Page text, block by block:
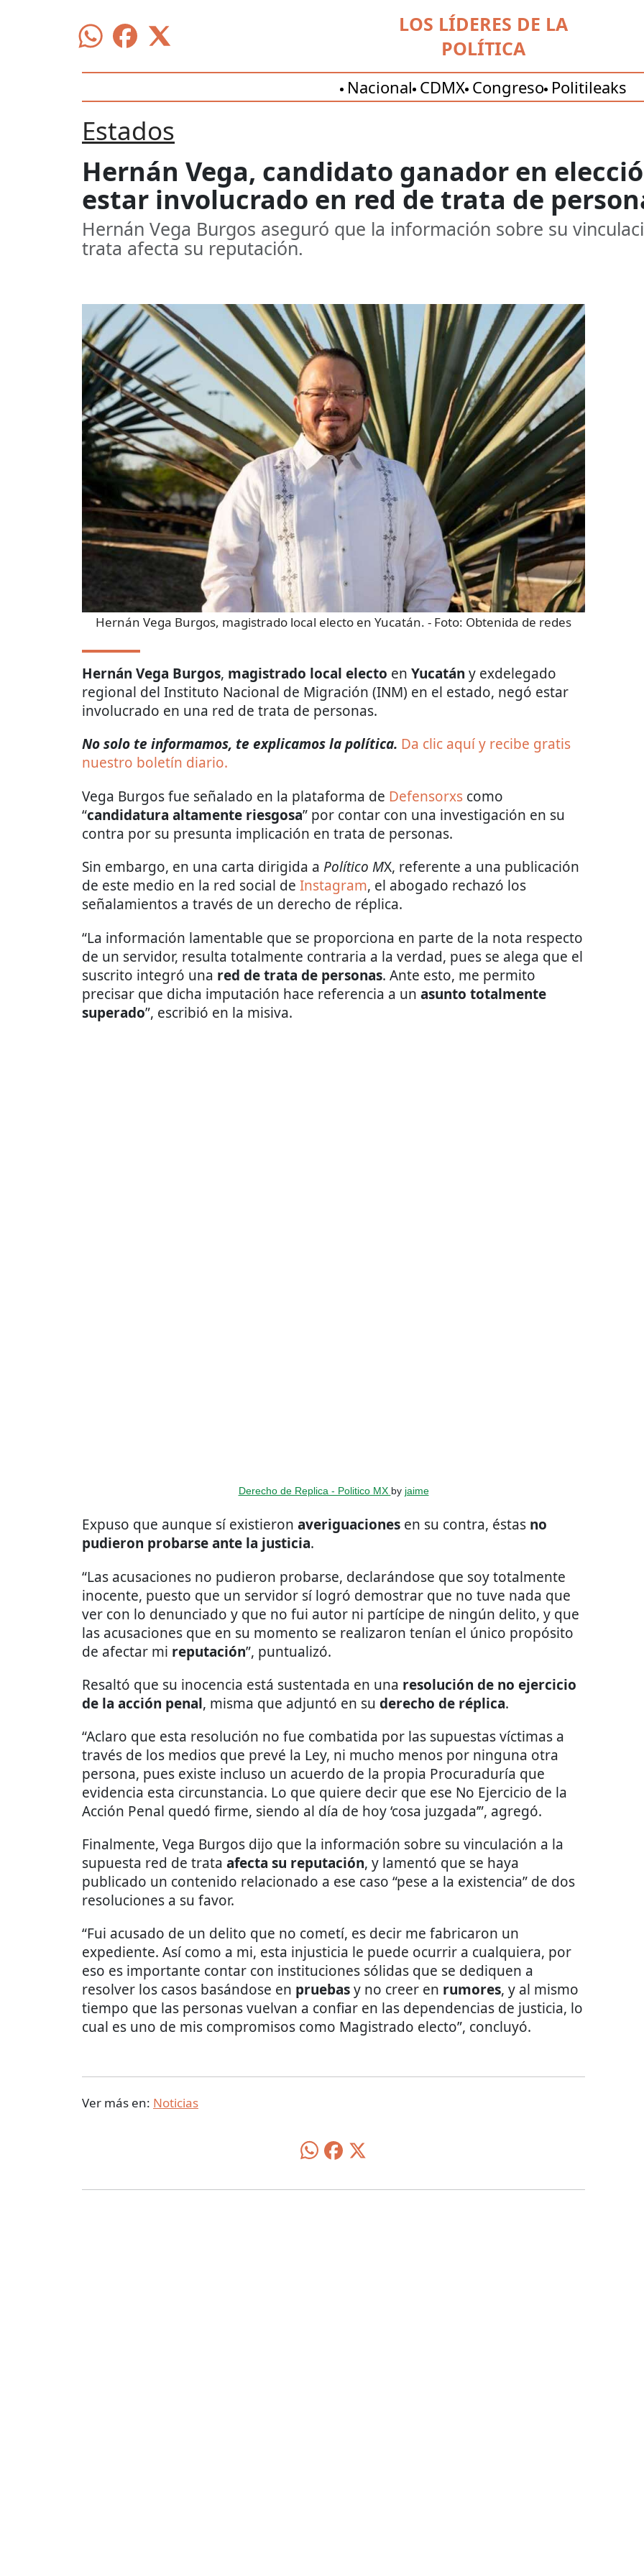
LOS LÍDERES DE LA
POLÍTICA
Nacional CDMX Congreso Politileaks
Estados
Hernán Vega, candidato ganador en
estar involucrado en red de trata de
Hernán Vega Burgos aseguró que la información sobre su
trata afecta su reputación.
Hernán Vega Burgos, magistrado local electo en Yucatán. - Foto: Obtenida de redes
Hernán Vega Burgos, magistrado local electo en Yucatán y exdelegado
regional del Instituto Nacional de Migración (INM) en el estado, negó estar
involucrado en una red de trata de personas.
No solo te informamos, te explicamos la política. Da clic aquí y recibe gratis
nuestro boletín diario.
Vega Burgos fue señalado en la plataforma de Defensorxs como
“candidatura altamente riesgosa” por contar con una investigación en su
contra por su presunta implicación en trata de personas.
Sin embargo, en una carta dirigida a Político MX, referente a una publicación
de este medio en la red social de Instagram, el abogado rechazó los
señalamientos a través de un derecho de réplica.
“La información lamentable que se proporciona en parte de la nota respecto
de un servidor, resulta totalmente contraria a la verdad, pues se alega que el
suscrito integró una red de trata de personas. Ante esto, me permito
precisar que dicha imputación hace referencia a un asunto totalmente
superado”, escribió en la misiva.
Derecho de Replica - Politico MX by jaime
Expuso que aunque sí existieron averiguaciones en su contra, éstas no
pudieron probarse ante la justicia.
“Las acusaciones no pudieron probarse, declarándose que soy totalmente
inocente, puesto que un servidor sí logró demostrar que no tuve nada que
ver con lo denunciado y que no fui autor ni partícipe de ningún delito, y que
las acusaciones que en su momento se realizaron tenían el único propósito
de afectar mi reputación”, puntualizó.
Resaltó que su inocencia está sustentada en una resolución de no ejercicio
de la acción penal, misma que adjuntó en su derecho de réplica.
“Aclaro que esta resolución no fue combatida por las supuestas víctimas a
través de los medios que prevé la Ley, ni mucho menos por ninguna otra
persona, pues existe incluso un acuerdo de la propia Procuraduría que
evidencia esta circunstancia. Lo que quiere decir que ese No Ejercicio de la
Acción Penal quedó firme, siendo al día de hoy ‘cosa juzgada’”, agregó.
Finalmente, Vega Burgos dijo que la información sobre su vinculación a la
supuesta red de trata afecta su reputación, y lamentó que se haya
publicado un contenido relacionado a ese caso “pese a la existencia” de dos
resoluciones a su favor.
“Fui acusado de un delito que no cometí, es decir me fabricaron un
expediente. Así como a mi, esta injusticia le puede ocurrir a cualquiera, por
eso es importante contar con instituciones sólidas que se dediquen a
resolver los casos basándose en pruebasy no creer en rumores, y al mismo
tiempo que las personas vuelvan a confiar en las dependencias de justicia, lo
cual es uno de mis compromisos como Magistrado electo”, concluyó.
Ver más en: Noticias